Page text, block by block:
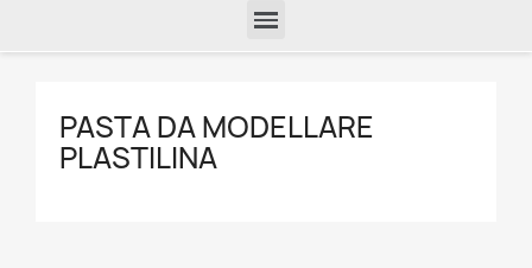
PASTA DA MODELLARE
PLASTILINA